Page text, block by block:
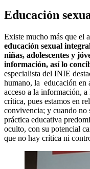
Educación
Existe mucho más que el
educación sexual
niñas, adolescentes y
información, así lo
especialista del INIE
humano, la educación en
acceso a la información,
crítica, pues estamos en
convivencia; y cuando no
práctica educativa
oculto, con su potencial
que no hay crítica ni